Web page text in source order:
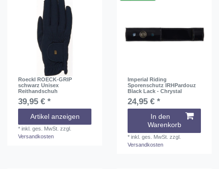
Roeckl ROECK-GRIP
schwarz Unisex
Reithandschuh
39,95 € *
Artikel anzeigen
*inkl. ges. MwSt. zzgl.
Versandkosten
Imperial Riding
Sporenschutz IRHPardouz
Black Lack - Chrystal
24,95 € *
In den
Warenkorb
*inkl. ges. MwSt. zzgl.
Versandkosten